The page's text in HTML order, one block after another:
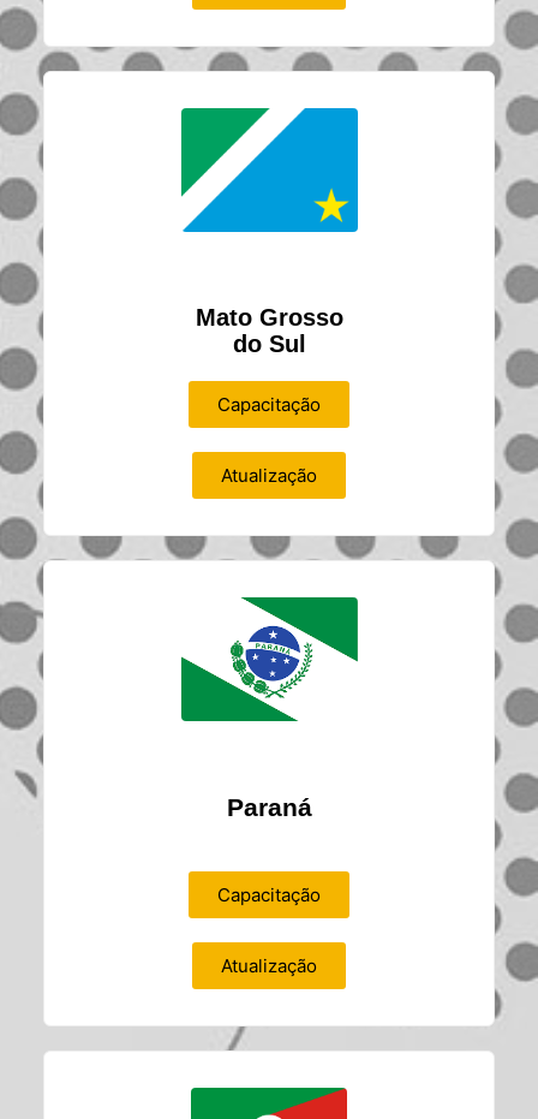
Mato Grosso
do Sul
Capacitação
Atualização
Paraná
Capacitação
Atualização